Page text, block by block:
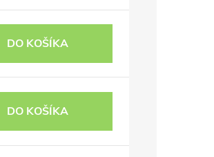
DO KOŠÍKA
DO KOŠÍKA